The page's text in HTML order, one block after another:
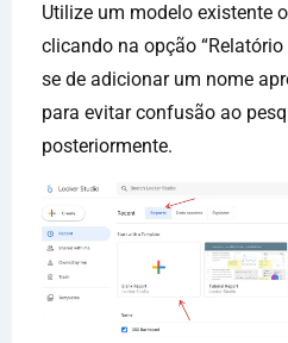
Utilize um modelo existente
clicando na opção “Relatório
se de adicionar um nome
para evitar confusão ao
posteriormente.